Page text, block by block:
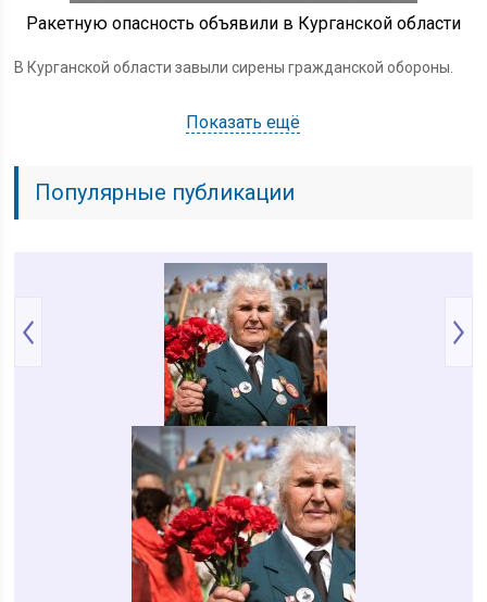
Ракетную опасность объявили в Курганской области
В Курганской области завыли сирены гражданской обороны.
Показать ещё
Популярные публикации